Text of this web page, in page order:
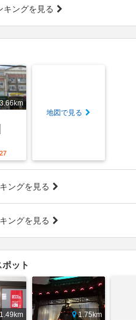
キングを見る
3.66km
地図で見る
ングを見る
ングを見る
ット
1.49km
1.75km